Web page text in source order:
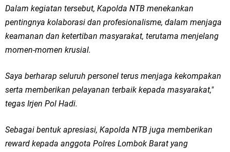
Dalam kegiatan tersebut, Kapolda NTB menekankan
pentingnya kolaborasi dan profesionalisme, dalam menjaga
keamanan dan ketertiban masyarakat, terutama menjelang
momen-momen krusial.
Saya berharap seluruh personel terus menjaga kekompakan
serta memberikan pelayanan terbaik kepada masyarakat,"
tegas Irjen Pol Hadi.
Sebagai bentuk apresiasi, Kapolda NTB juga memberikan
reward kepada anggota Polres Lombok Barat yang